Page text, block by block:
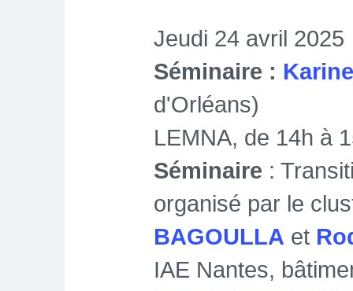
Jeudi 24 avril 2025
Séminaire :
d'Orléans)
LEMNA, de 14h à
Séminaire :
organisé par le
BAGOULLA et
IAE Nantes,